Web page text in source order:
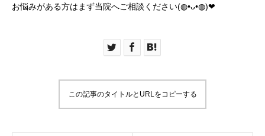
お悩みがある方はまず当院へご相談ください(◍•ᴗ•◍)❤︎
この記事のタイトルとURLをコピーする